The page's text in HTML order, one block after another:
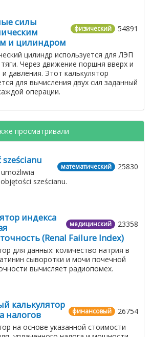
54891
физический
силы
и цилиндром
цилиндр используется для ЛЭП
Через движение поршня вверх и
давления. Этот калькулятор
для вычисления двух сил заданный
операции.
просматривали
25830
математический
sześcianu.
23358
медицинский
индекса
(Renal Failure Index)
для данных: количество натрия в
сыворотки и мочи почечной
вычисляет радиопомех.
26754
финансовый
калькулятор
налогов
на основе указанной стоимости